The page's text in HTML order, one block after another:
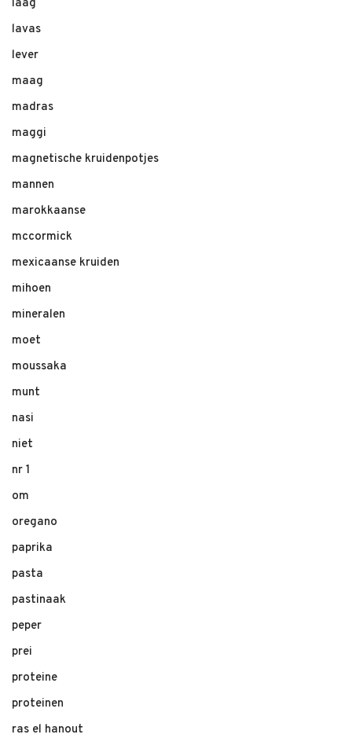
laag
lavas
lever
maag
madras
maggi
magnetische kruidenpotjes
mannen
marokkaanse
mccormick
mexicaanse kruiden
mihoen
mineralen
moet
moussaka
munt
nasi
niet
nr 1
om
oregano
paprika
pasta
pastinaak
peper
prei
proteine
proteinen
ras el hanout